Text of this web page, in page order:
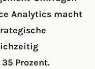
Analytics macht
Prozent.